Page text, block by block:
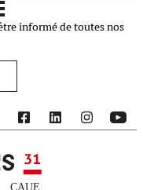
informé de toutes nos